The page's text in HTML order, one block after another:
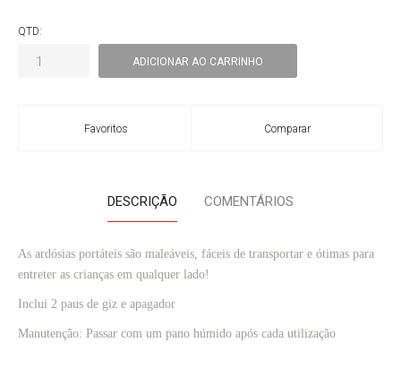
QTD:
Favoritos Comparar
DESCRIÇÃO COMENTÁRIOS
As ardósias portáteis são maleáveis, fáceis de transportar e ótimas para
entreter as crianças em qualquer lado!
Inclui 2 paus de giz e apagador
Manutenção: Passar com um pano húmido após cada utilização